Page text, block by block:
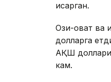
қисқарган.
Озиқ-овқат
долларга
АҚШ доллари
кам.